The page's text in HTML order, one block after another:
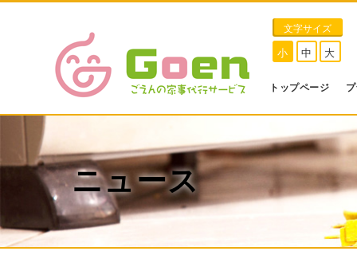
文字サイズ
小 中 大
トップページ
ニュース